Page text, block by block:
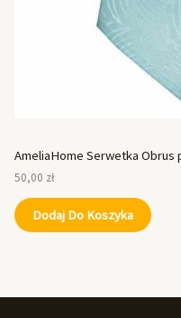
AmeliaHome Serwetka Obrus
50,00 zł
Dodaj Do Koszyka